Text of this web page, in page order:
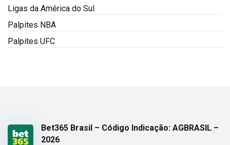
Ligas da América do Sul
Palpites NBA
Palpites UFC
Bet365 Brasil – Código Indicação: AGBRASIL –
2026